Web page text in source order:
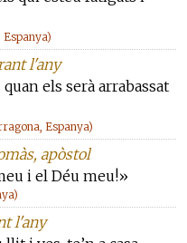
Espanya)
l'any
els serà arrabassat
Espanya)
apòstol
i el Déu meu!»
l'any